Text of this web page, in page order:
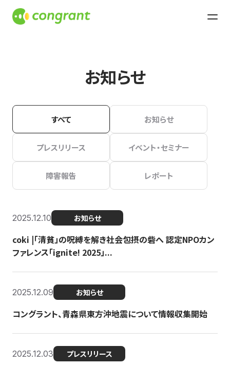
お知らせ
すべて お知らせ
プレスリリース イベント・セミナー
障害報告 レポート
2025.12.10 お知らせ
coki |「清貧」の呪縛を解き社会包摂の砦へ 認定NPOカン
ファレンス「ignite! 2025」...
2025.12.09 お知らせ
コングラント、青森県東方沖地震について情報収集開始
2025.12.03 プレスリリース